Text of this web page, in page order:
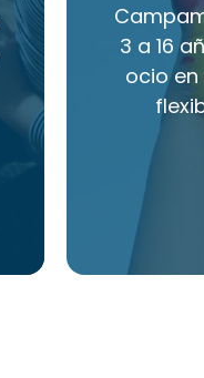
3 a 16
ocio